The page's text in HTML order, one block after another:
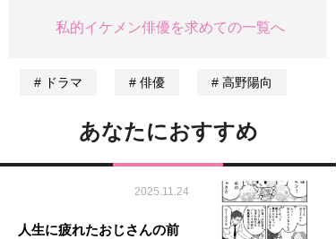
私的イケメン俳優を求めての一覧へ
ドラマ 俳優 高野陽向
あなたにおすすめ
2025.11.24
人生に疲れたおじさんの前